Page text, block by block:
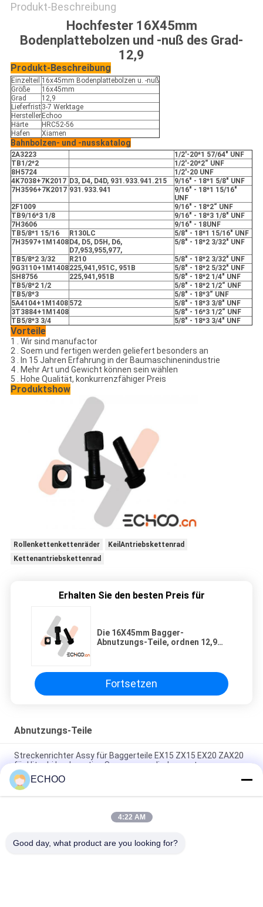
Produkt-Beschreibung
Hochfester 16X45mm
Bodenplattebolzen und -nuß des Grad-
12,9
Produkt-Beschreibung
Einzelteil 16x45mm Bodenplattebolzen u. -nuß
Größe
16x45mm
Grad
12,9
Lieferfrist3-7 Werktage
Hersteller Echoo
Härte
HRC52-56
Hafen
Xiamen
Bahnbolzen- und -nusskatalog
2A3223
1/2'-20*1 57/64" UNF
TB1/2*2
1/2'-20*2“ UNF
8H5724
1/2'-20 UNF
4K7038+7K2017 D3, D4, D4D, 931.933.941.215
9/16" - 18*1 5/8" UNF
7H3596+7K2017 931.933.941
9/16" - 18*1 15/16"
UNF
2F1009
9/16" - 18*2“ UNF
TB9/16*3 1/8
9/16" - 18*3 1/8" UNF
7H3606
9/16" - 18UNF
TB5/8*1 15/16
R130LC
5/8" - 18*1 15/16" UNF
7H3597+1M1408 D4, D5, D5H, D6,
D7,953,955,977,
5/8" - 18*2 3/32" UNF
TB5/8*2 3/32 R210
5/8" - 18*2 3/32" UNF
9G3110+1M1408225,941,951C, 951B
5/8" - 18*2 5/32" UNF
SH8756
225,941,951B
5/8" - 18*2 1/4" UNF
TB5/8*2 1/2
5/8" - 18*2 1/2“ UNF
TB5/8*3
5/8" - 18*3“ UNF
5A4104+1M1408 572
5/8" - 18*3 3/8" UNF
3T3884+1M1408
5/8" - 16*3 1/2“ UNF
TB5/8*3 3/4
5/8" - 18*3 3/4" UNF
Vorteile
1 . Wir sind manufactor
2 . Soem und fertigen werden geliefert besonders an
3 . In 15 Jahren Erfahrung in der Baumaschinenindustrie
4 . Mehr Art und Gewicht können sein wählen
5 . Hohe Qualität, konkurrenzfähiger Preis
Produktshow
Rollenkettenkettenräder
KeilAntriebskettenrad
Kettenantriebskettenrad
Erhalten Sie den besten Preis für
Die 16X45mm Bagger-
Abnutzungs-Teile, ordnen 12,9
Fortsetzen
Abnutzungs-Teile
Streckenrichter Assy für Baggerteile EX15 ZX15 EX20 ZAX20
für Hitachi hochwertige Spannungszylindermontage
Eimerzahn 9W1879 - 6Y6335 Ersatzteile Superior Zubehör
Großhandelspreis für CAT Bagger Eimerzahn Adapter
V43SYL Eimerzahn OEM-Ersatzteile Hochwertiges Zubehör
ECHOO
4:22 AM
Good day, what product are you looking for?